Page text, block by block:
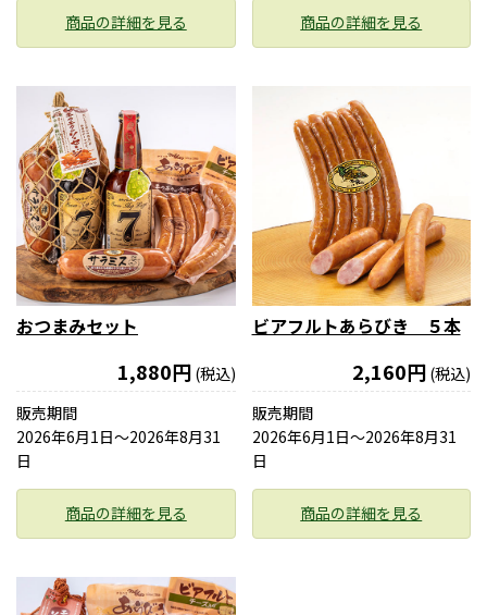
商品の詳細を見る 商品の詳細を見る
おつまみセット
1,880円 (税込)
販売期間
2026年6月1日〜2026年8月31
日
商品の詳細を見る
ビアフルトあらびき ５本
2,160円 (税込)
販売期間
2026年6月1日〜2026年8月31
日
商品の詳細を見る